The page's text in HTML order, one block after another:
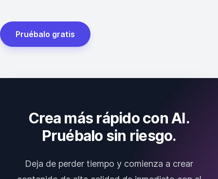
Pruébalo gratis
Crea más rápido con AI.
Pruébalo sin riesgo.
Deja de perder tiempo y comienza a crear